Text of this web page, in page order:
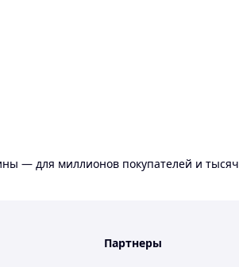
— для миллионов покупателей и тысяч
Партнеры